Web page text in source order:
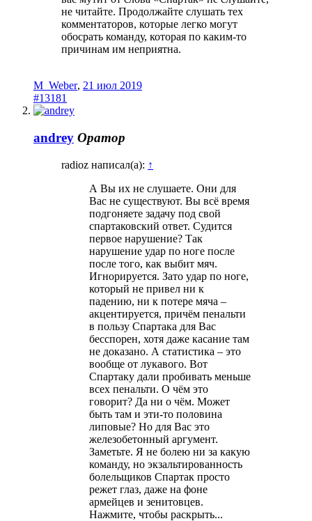
не читайте. Продолжайте слушать тех
комментаторов, которые легко могут
обосрать команду, которая по каким-то
причинам им неприятна.
M_Weber, 21 июл 2019
#13181
andrey Оратор
radioz написал(а): ↑
А Вы их не слушаете. Они для
Вас не существуют. Вы всё время
подгоняете задачу под свой
спартаковский ответ. Судится
первое нарушение? Так
нарушение удар по ноге после
после того, как выбит мяч.
Игнорируется. Зато удар по ноге,
который не привел ни к
падению, ни к потере мяча –
акцентируется, причём пенальти
в пользу Спартака для Вас
бесспорен, хотя даже касание там
не доказано. А статистика – это
вообще от лукавого. Вот
Спартаку дали пробивать меньше
всех пенальти. О чём это
говорит? Да ни о чём. Может
быть там и эти-то половина
липовые? Но для Вас это
железобетонный аргумент.
Заметьте. Я не болею ни за какую
команду, но экзальтированность
болельщиков Спартак просто
режет глаз, даже на фоне
армейцев и зенитовцев.
Нажмите, чтобы раскрыть...